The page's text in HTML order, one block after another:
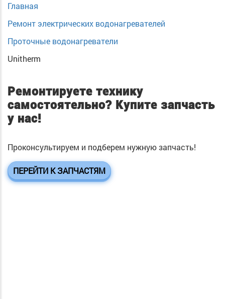
Главная
Ремонт электрических водонагревателей
Проточные водонагреватели
Unitherm
Ремонтируете технику
самостоятельно? Купите запчасть
у нас!
Проконсультируем и подберем нужную запчасть!
ПЕРЕЙТИ К ЗАПЧАСТЯМ